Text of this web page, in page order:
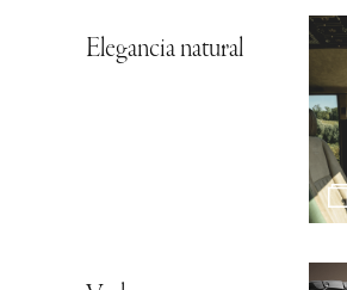
Elegancia natural